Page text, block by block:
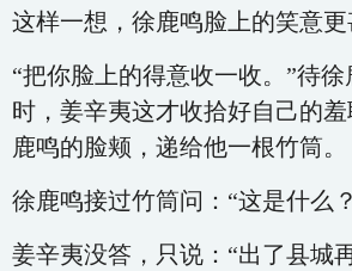
这样一想，徐鹿鸣脸上的笑意更
“把你脸上的得意收一收。”待
时，姜辛夷这才收拾好自己的
鹿鸣的脸颊，递给他一根竹筒。
徐鹿鸣接过竹筒问：“这是什么
姜辛夷没答，只说：“出了县城